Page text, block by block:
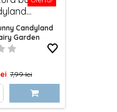
Candyland
Garden
Pret
baza
7,99 lei